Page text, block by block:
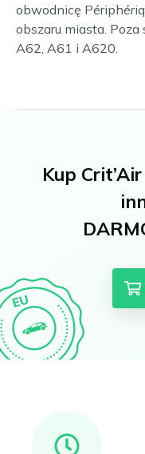
obwodnicę
obszaru miasta.
A62, A61 i A620.
Kup